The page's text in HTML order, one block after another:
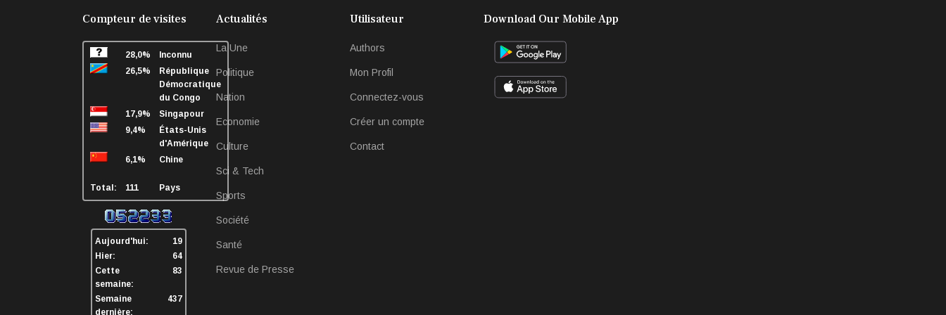
Compteur de visites
28,0%
Inconnu
26,5%
République
Démocratique
du Congo
17,9%
Singapour
9,4%
États-Unis
d'Amérique
6,1%
Chine
Total: 111 Pays
Aujourd'hui:
19
Hier:
64
Cette
semaine:
83
Semaine
dernière:
437
Actualités
La Une
Politique
Nation
Economie
Culture
Sci & Tech
Sports
Société
Santé
Revue de Presse
Utilisateur
Authors
Mon Profil
Connectez-vous
Créer un compte
Contact
Download Our Mobile App